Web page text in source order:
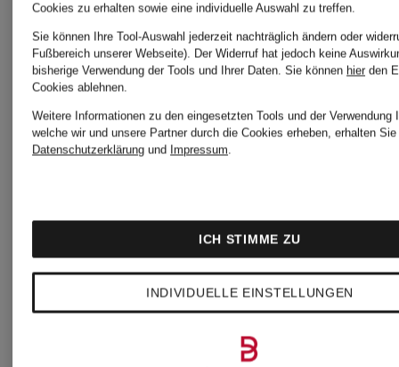
Weitere Marken
Acne
Alexander
ISABEL
Cookies zu erhalten sowie eine individuelle Auswahl zu treffen.
Sie können Ihre Tool-Auswahl jederzeit nachträglich ändern oder
Fußbereich unserer Webseite). Der Widerruf hat jedoch keine
bisherige Verwendung der Tools und Ihrer Daten. Sie können hier den
Cookies ablehnen.
Weitere Informationen zu den eingesetzten Tools und der Verwendung
welche wir und unsere Partner durch die Cookies erheben, erhalten
Datenschutzerklärung und Impressum.
INDIVIDUELLE EINSTELLUNGEN
ICH STIMME ZU